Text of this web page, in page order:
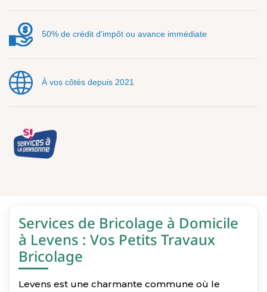
50% de crédit d'impôt ou avance immédiate
À vos côtés depuis 2021
Services de Bricolage à Domicile
à Levens : Vos Petits Travaux
Bricolage
Levens est une charmante commune où le